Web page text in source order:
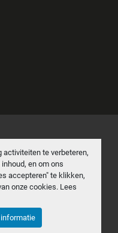
te verbeteren,
en om ons
accepteren" te klikken,
onze cookies. Lees
doorMachinio